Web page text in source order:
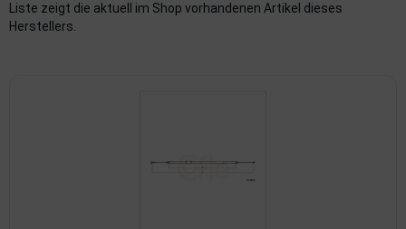
Liste zeigt die aktuell im Shop vorhandenen Artikel dieses
Herstellers.